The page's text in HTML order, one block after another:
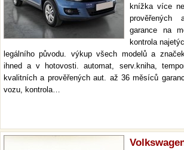
knížka více
garance na
kontrola
legálního původu. výkup všech modelů a
ihned a v hotovosti. automat, serv.kniha,
kvalitních a prověřených aut. až 36 měsíců
vozu, kontrola…